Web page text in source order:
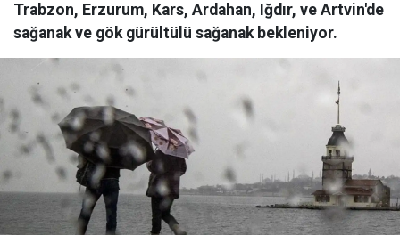
Trabzon, Erzurum, Kars, Ardahan, Iğdır, ve Artvin'de
sağanak ve gök gürültülü sağanak bekleniyor.